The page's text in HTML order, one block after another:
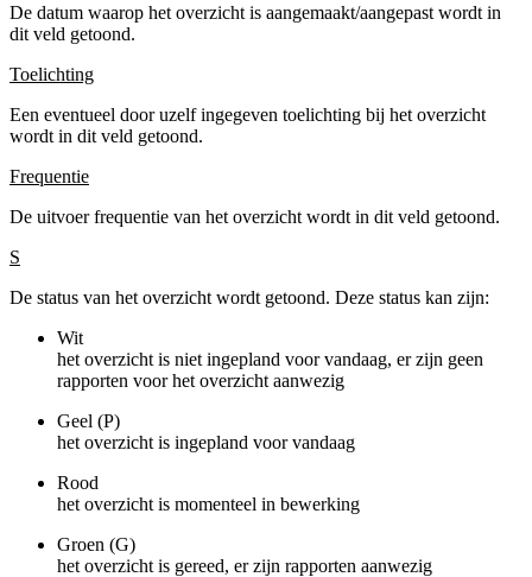
De datum waarop het overzicht is aangemaakt/aangepast wordt in
dit veld getoond.
Toelichting
Een eventueel door uzelf ingegeven toelichting bij het overzicht
wordt in dit veld getoond.
Frequentie
De uitvoer frequentie van het overzicht wordt in dit veld getoond.
S
De status van het overzicht wordt getoond. Deze status kan zijn:
Wit
het overzicht is niet ingepland voor vandaag, er zijn geen
rapporten voor het overzicht aanwezig
Geel (P)
het overzicht is ingepland voor vandaag
Rood
het overzicht is momenteel in bewerking
Groen (G)
het overzicht is gereed, er zijn rapporten aanwezig